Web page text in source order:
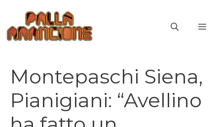
contenuto
Montepaschi Siena,
Pianigiani: “Avellino